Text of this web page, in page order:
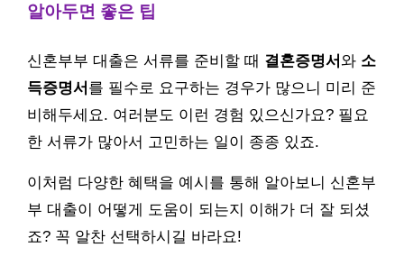
알아두면 좋은 팁
신혼부부 대출은 서류를 준비할 때 결혼증명서 와 소
득증명서 를 필수로 요구하는 경우가 많으니 미리 준
비해두세요. 여러분도 이런 경험 있으신가요? 필요
한 서류가 많아서 고민하는 일이 종종 있죠.
이처럼 다양한 혜택을 예시를 통해 알아보니 신혼부
부 대출이 어떻게 도움이 되는지 이해가 더 잘 되셨
죠? 꼭 알찬 선택하시길 바라요!